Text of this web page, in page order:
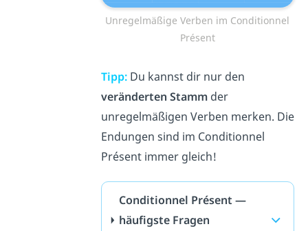
Unregelmäßige Verben im Conditionnel
Présent
Tipp:Du kannst dir nur den
veränderten Stammder
unregelmäßigen Verben merken. Die
Endungen sind im Conditionnel
Présent immer gleich!
Conditionnel Présent —
häufigste Fragen